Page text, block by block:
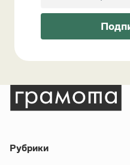
Рубрики